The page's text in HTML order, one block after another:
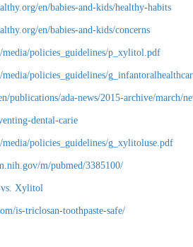
en/babies-and-kids/healthy-habits
en/babies-and-kids/concerns
policies_guidelines/p_xylitol.pdf
policies_guidelines/
publications/ada-news/2015-archive/march/
dental-carie
policies_guidelines/g_xylitoluse.pdf
m/pubmed/3385100/
vs. Xylitol
is-triclosan-toothpaste-safe/